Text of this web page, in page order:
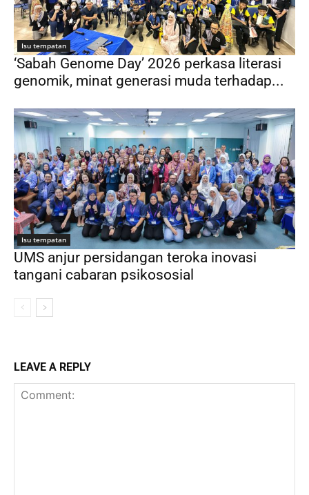
Isu tempatan
‘Sabah Genome Day’ 2026 perkasa literasi
genomik, minat generasi muda terhadap...
Isu tempatan
UMS anjur persidangan teroka inovasi
tangani cabaran psikososial
LEAVE A REPLY